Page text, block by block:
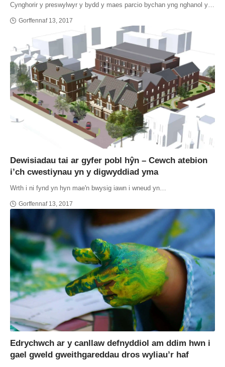
Cynghorir y preswylwyr y bydd y maes parcio bychan yng nghanol y…
Gorffennaf 13, 2017
Dewisiadau tai ar gyfer pobl hŷn – Cewch atebion
i’ch cwestiynau yn y digwyddiad yma
Wrth i ni fynd yn hyn mae'n bwysig iawn i wneud yn…
Gorffennaf 13, 2017
Edrychwch ar y canllaw defnyddiol am ddim hwn i
gael gweld gweithgareddau dros wyliau’r haf